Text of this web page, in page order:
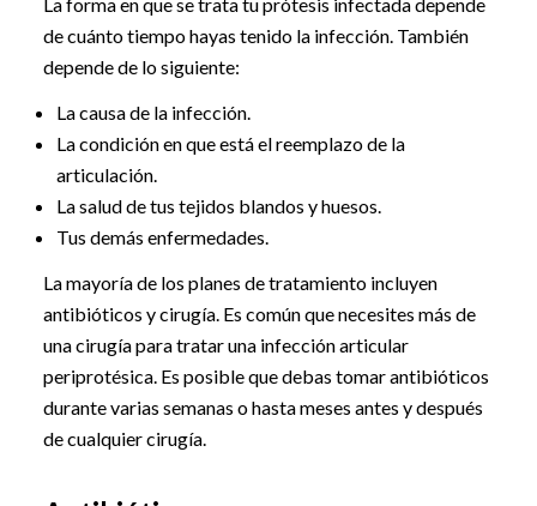
de cuánto tiempo hayas tenido la infección. También
depende de lo siguiente:
La causa de la infección.
La condición en que está el reemplazo de la
articulación.
La salud de tus tejidos blandos y huesos.
Tus demás enfermedades.
La mayoría de los planes de tratamiento incluyen
antibióticos y cirugía. Es común que necesites más de
una cirugía para tratar una infección articular
periprotésica. Es posible que debas tomar antibióticos
durante varias semanas o hasta meses antes y después
de cualquier cirugía.